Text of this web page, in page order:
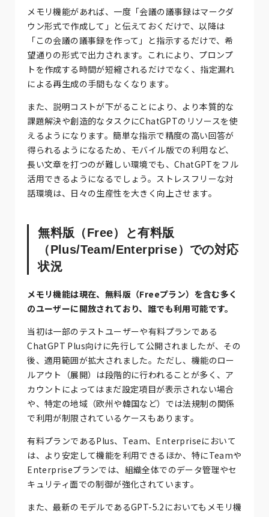
メモリ機能があれば、一度「会議の議事録はマークダ
ウン形式で作成して」と伝えておくだけで、以降は
「この会議の議事録を作って」と指示するだけで、希
望通りの形式で出力されます。これにより、プロンプ
トを作成する時間が短縮されるだけでなく、指定漏れ
による再生成の手間もなくなります。
また、説明コストが下がることにより、より本質的な
課題解決や創造的なタスクにChatGPTのリソースを使
えるようになります。簡単な指示で精度の高い回答が
得られるようになるため、モバイル版での利用など、
長い文章を打つのが難しい環境でも、ChatGPTをフル
活用できるようになるでしょう。ストレスフリーな対
話環境は、日々の生産性を大きく向上させます。
無料版（Free）と有料版
（Plus/Team/Enterprise）での対応
状況
メモリ機能は現在、無料版（Freeプラン）を含む多く
のユーザーに開放されており、誰でも利用可能です。
当初は一部のテストユーザーや有料プランである
ChatGPT Plus向けに先行して公開されましたが、その
後、適用範囲が拡大されました。ただし、機能のロー
ルアウト（展開）は段階的に行われることが多く、ア
カウントによってはまだ設定項目が表示されない場合
や、特定の地域（欧州や韓国など）では法規制の関係
で利用が制限されているケースもあります。
有料プランであるPlus、Team、Enterpriseにおいて
は、より安定して機能を利用できるほか、特にTeamや
Enterpriseプランでは、組織全体でのデータ管理やセ
キュリティ面での制御が強化されています。
また、最新のモデルであるGPT-5.2においてもメモリ機